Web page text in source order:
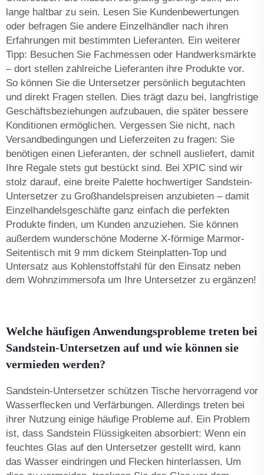
lange haltbar zu sein. Lesen Sie Kundenbewertungen
oder befragen Sie andere Einzelhändler nach ihren
Erfahrungen mit bestimmten Lieferanten. Ein weiterer
Tipp: Besuchen Sie Fachmessen oder Handwerksmärkte
– dort stellen zahlreiche Lieferanten ihre Produkte vor.
So können Sie die Untersetzer persönlich begutachten
und direkt Fragen stellen. Dies trägt dazu bei, langfristige
Geschäftsbeziehungen aufzubauen, die später bessere
Konditionen ermöglichen. Vergessen Sie nicht, nach
Versandbedingungen und Lieferzeiten zu fragen: Sie
benötigen einen Lieferanten, der schnell ausliefert, damit
Ihre Regale stets gut bestückt sind. Bei XPIC sind wir
stolz darauf, eine breite Palette hochwertiger Sandstein-
Untersetzer zu Großhandelspreisen anzubieten – damit
Einzelhandelsgeschäfte ganz einfach die perfekten
Produkte finden, um Kunden anzuziehen. Sie können
außerdem wunderschöne Moderne X-förmige Marmor-
Seitentisch mit 9 mm dickem Steinplatten-Top und
Untersatz aus Kohlenstoffstahl für den Einsatz neben
dem Wohnzimmersofa um Ihre Untersetzer zu ergänzen!
Welche häufigen Anwendungsprobleme treten bei
Sandstein-Untersetzen auf und wie können sie
vermieden werden?
Sandstein-Untersetzer schützen Tische hervorragend vor
Wasserflecken und Verfärbungen. Allerdings treten bei
ihrer Nutzung einige häufige Probleme auf. Ein Problem
ist, dass Sandstein Flüssigkeiten absorbiert: Wenn ein
feuchtes Glas auf den Untersetzer gestellt wird, kann
das Wasser eindringen und Flecken hinterlassen. Um